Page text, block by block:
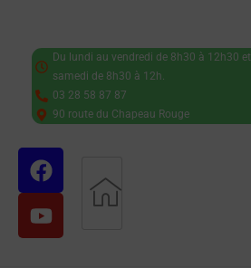
Du lundi au vendredi de 8h30 à 12h30
samedi de 8h30 à 12h.
03 28 58 87 87
90 route du Chapeau Rouge